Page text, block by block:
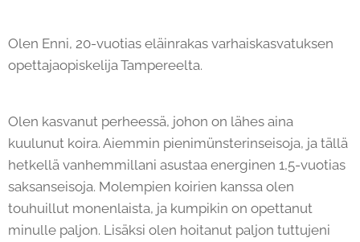
Olen Enni, 20-vuotias eläinrakas varhaiskasvatuksen
opettajaopiskelija Tampereelta.
Olen kasvanut perheessä, johon on lähes aina
kuulunut koira. Aiemmin pienimünsterinseisoja, ja tällä
hetkellä vanhemmillani asustaa energinen 1,5-vuotias
saksanseisoja. Molempien koirien kanssa olen
touhuillut monenlaista, ja kumpikin on opettanut
minulle paljon. Lisäksi olen hoitanut paljon tuttujeni